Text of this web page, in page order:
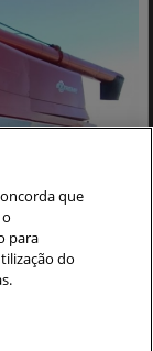
que
para
do